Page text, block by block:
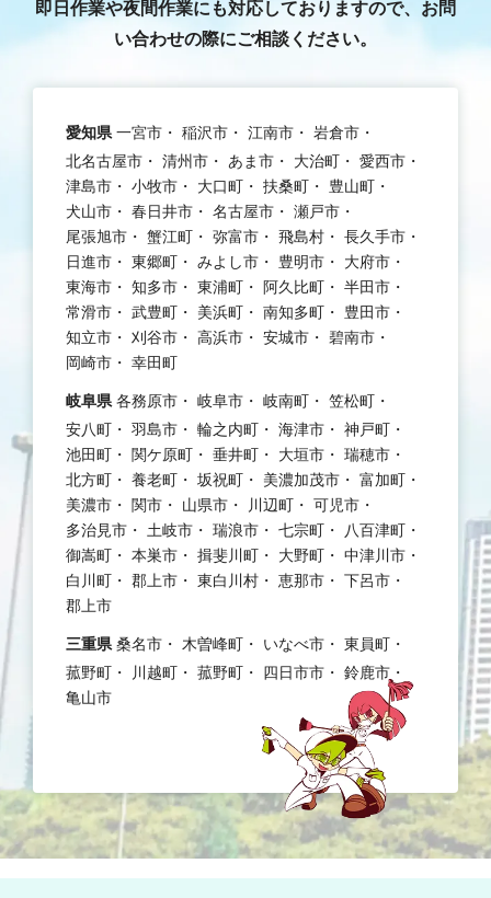
即日作業や夜間作業にも対応しておりますので、お問
い合わせの際にご相談ください。
愛知県 一宮市 稲沢市 江南市
岩倉市
北名古屋市
清州市 あま市 大治町
愛西市
津島市
小牧市 大口町 扶桑町
豊山町
犬山市
春日井市 名古屋市
瀬戸市
尾張旭市
蟹江町 弥富市 飛島村
長久手市
日進市
東郷町 みよし市 豊明市
大府市
東海市
知多市 東浦町 阿久比町
半田市
常滑市
武豊町 美浜町 南知多町
豊田市
知立市
刈谷市 高浜市 安城市
碧南市
岡崎市
幸田町
岐阜県 各務原市 岐阜市 岐南町
笠松町
安八町
羽島市 輪之内町 海津市
神戸町
池田町
関ケ原町 垂井町 大垣市
瑞穂市
北方町
養老町 坂祝町 美濃加茂市
富加町
美濃市
関市 山県市 川辺町
可児市
多治見市
土岐市 瑞浪市 七宗町
八百津町
御嵩町
本巣市 揖斐川町 大野町
中津川市
白川町
郡上市 東白川村 恵那市
下呂市
郡上市
三重県 桑名市 木曽峰町 いなべ市
東員町
菰野町
川越町 菰野町 四日市市
鈴鹿市
亀山市